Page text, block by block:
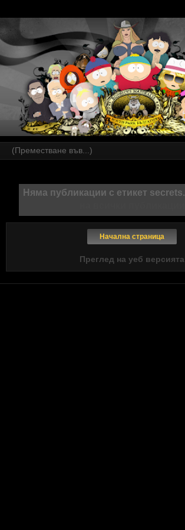
Няма публикации с етикет secrets.
Начална страница
Преглед на уеб версията